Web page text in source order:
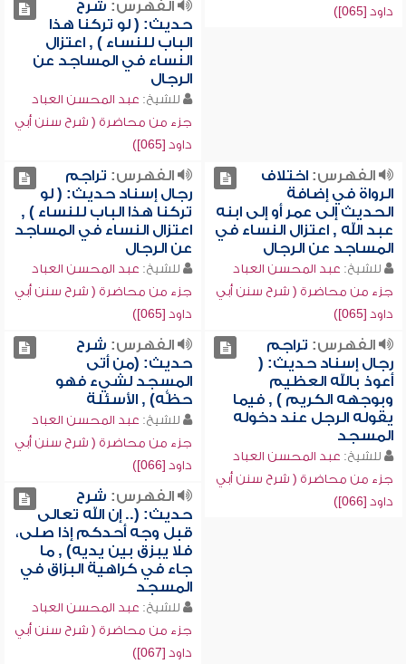
داود [065])
الفهرس: شرح
حديث: ( لو تركنا هذا
الباب للنساء ) , اعتزال
النساء في المساجد عن
الرجال
للشيخ: عبد المحسن العباد
جزء من محاضرة ( شرح سنن أبي
داود [065])
الفهرس:اختلاف
الرواة في إضافة
الحديث إلى عمر أو إلى ابنه
عبد الله , اعتزال النساء في
المساجد عن الرجال
للشيخ: عبد المحسن العباد
جزء من محاضرة ( شرح سنن أبي
داود [065])
الفهرس: تراجم
رجال إسناد حديث: ( لو
تركنا هذا الباب للنساء ) ,
اعتزال النساء في المساجد
عن الرجال
للشيخ: عبد المحسن العباد
جزء من محاضرة ( شرح سنن أبي
داود [065])
الفهرس: تراجم
رجال إسناد حديث: (
أعوذ بالله العظيم
وبوجهه الكريم ) , فيما
يقوله الرجل عند دخوله
المسجد
للشيخ: عبد المحسن العباد
جزء من محاضرة ( شرح سنن أبي
داود [066])
الفهرس: شرح
حديث: (من أتى
المسجد لشيء فهو
حظُّه) , الأسئلة
للشيخ: عبد المحسن العباد
جزء من محاضرة ( شرح سنن أبي
داود [066])
الفهرس: شرح
حديث: (.. إن الله تعالى
قبل وجه أحدكم إذا صلى،
فلا يبزق بين يديه) , ما
جاء في كراهية البزاق في
المسجد
للشيخ: عبد المحسن العباد
جزء من محاضرة ( شرح سنن أبي
داود [067])